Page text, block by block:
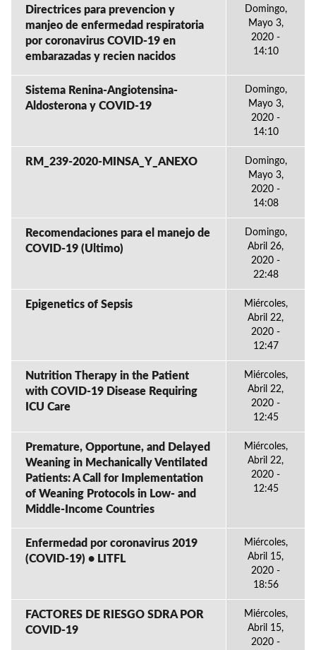
Directrices para prevencion y
manjeo de enfermedad respiratoria
por coronavirus COVID-19 en
embarazadas y recien nacidos
Domingo,
Mayo 3,
2020 -
14:10
Sistema Renina-Angiotensina-
Aldosterona y COVID-19
Domingo,
Mayo 3,
2020 -
14:10
RM_239-2020-MINSA_Y_ANEXO
Domingo,
Mayo 3,
2020 -
14:08
Recomendaciones para el manejo de
COVID-19 (Ultimo)
Domingo,
Abril 26,
2020 -
22:48
Epigenetics of Sepsis
Miércoles,
Abril 22,
2020 -
12:47
Nutrition Therapy in the Patient
with COVID-19 Disease Requiring
ICU Care
Miércoles,
Abril 22,
2020 -
12:45
Premature, Opportune, and Delayed
Weaning in Mechanically Ventilated
Patients: A Call for Implementation
of Weaning Protocols in Low- and
Middle-Income Countries
Miércoles,
Abril 22,
2020 -
12:45
Enfermedad por coronavirus 2019
(COVID-19) • LITFL
Miércoles,
Abril 15,
2020 -
18:56
FACTORES DE RIESGO SDRA POR
COVID-19
Miércoles,
Abril 15,
2020 -